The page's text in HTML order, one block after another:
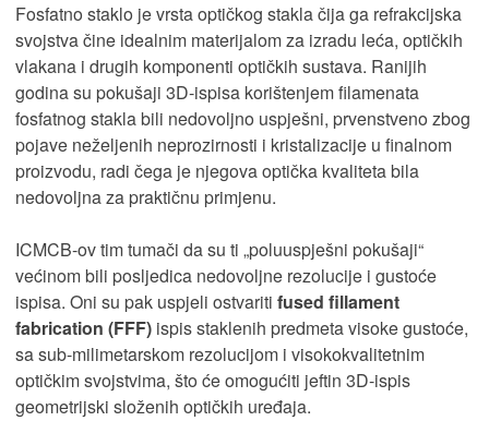
Fosfatno staklo je vrsta optičkog stakla čija ga refrakcijska
svojstva čine idealnim materijalom za izradu leća, optičkih
vlakana i drugih komponenti optičkih sustava. Ranijih
godina su pokušaji 3D-ispisa korištenjem filamenata
fosfatnog stakla bili nedovoljno uspješni, prvenstveno zbog
pojave neželjenih neprozirnosti i kristalizacije u finalnom
proizvodu, radi čega je njegova optička kvaliteta bila
nedovoljna za praktičnu primjenu.
ICMCB-ov tim tumači da su ti „poluuspješni pokušaji“
većinom bili posljedica nedovoljne rezolucije i gustoće
ispisa. Oni su pak uspjeli ostvariti fused fillament
fabrication (FFF) ispis staklenih predmeta visoke gustoće,
sa sub-milimetarskom rezolucijom i visokokvalitetnim
optičkim svojstvima, što će omogućiti jeftin 3D-ispis
geometrijski složenih optičkih uređaja.